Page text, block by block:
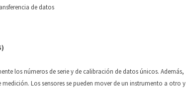
de datos
los números de serie y de calibración de datos únicos. Además,
Los sensores se pueden mover de un instrumento a otro y